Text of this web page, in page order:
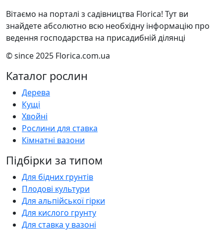
Вітаємо на порталі з садівництва Florica! Тут ви
знайдете абсолютно всю необхідну інформацію про
ведення господарства на присадибній ділянці
© since 2025 Florica.com.ua
Каталог рослин
Дерева
Кущі
Хвойні
Рослини для ставка
Кімнатні вазони
Підбірки за типом
Для бідних грунтів
Плодові культури
Для альпійської гірки
Для кислого грунту
Для ставка у вазоні